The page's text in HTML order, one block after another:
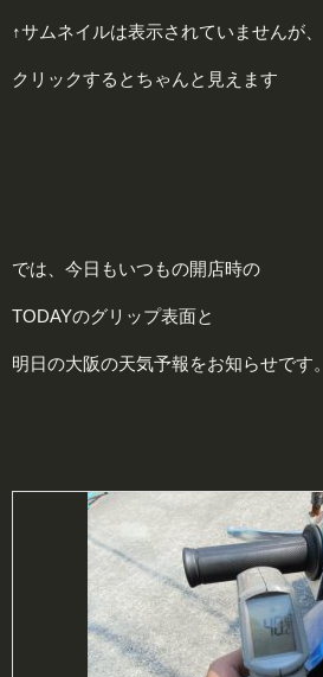
↑サムネイルは表示されていませんが、
クリックするとちゃんと見えます
では、今日もいつもの開店時の
TODAYのグリップ表面と
明日の大阪の天気予報をお知らせです。